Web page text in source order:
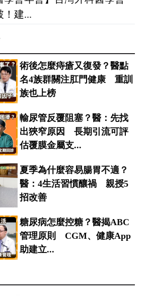
！建...
術後怎麼痔瘡又復發？醫點
名4族群關注肛門健康 重訓
族也上榜
輸尿管反覆阻塞？醫：先找
出狹窄原因 長期引流可評
估覆膜金屬支...
夏季為什麼容易腸胃不適？
醫：4生活習慣釀禍 親授5
招改善
糖尿病怎麼控糖？醫揭ABC
管理原則 CGM、健康App
助建立...